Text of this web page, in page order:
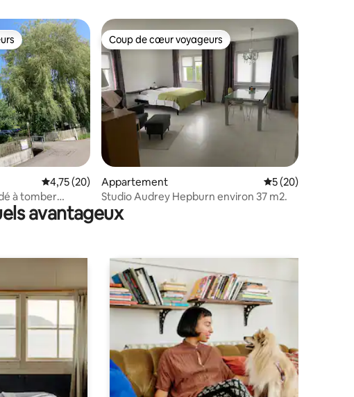
36 commentaires : 5 sur 5
Évaluation moyenne sur la base de 20 commentaires : 4,75 sur 5
4,75 (20)
à tomber
Coup de cœur voyageurs
Coup de cœur voyageurs
Appartement Évaluation
5 (20)
Studio Audrey Hepburn environ 37 m2.
avantageux